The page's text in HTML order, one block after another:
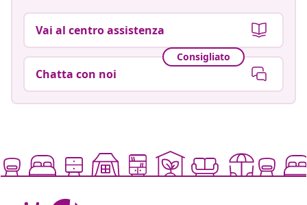
Vai al centro assistenza
Consigliato
Chatta con noi